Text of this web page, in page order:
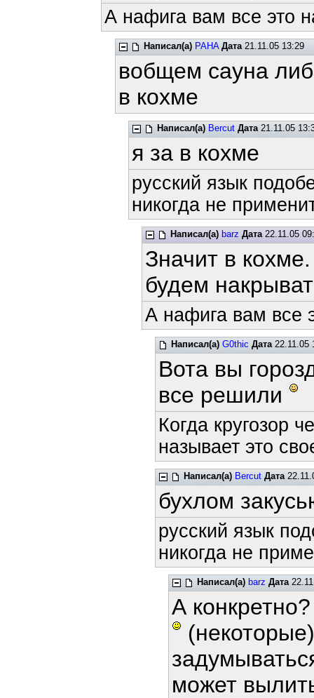
А нафига вам все это
Написал(а) PAHA Дата21.11.05 13:29
вобщем сауна
в кохме
Написал(а) Bercut Дата21.11.05
я за в кохме
русский язык
никогда не
Написал(а) barz Дата22.11.05
Значит в
будем
А нафига вам все
Написал(а) G0thic Дата22.11.05
Вота вы
все решили
Когда кругозор
называет это
Написал(а) Bercut Дата
бухлом
русский язык
никогда не
Написал(а) barz Дата
А
может